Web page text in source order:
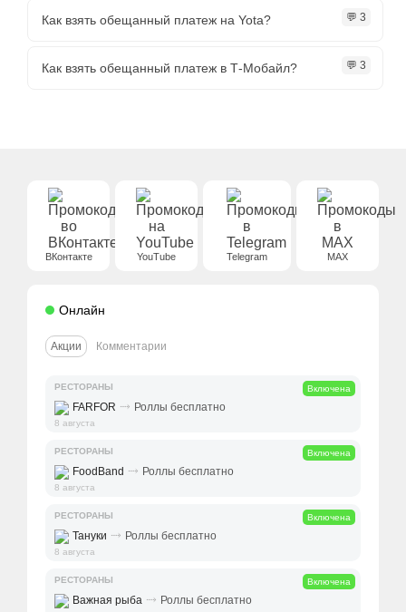
Как взять обещанный платеж на Yota? 💬 3
Как взять обещанный платеж в Т-Мобайл? 💬 3
ВКонтакте YouTube Telegram MAX
Онлайн
Акции Комментарии
РЕСТОРАНЫ Включена
FARFOR ⤑ Роллы бесплатно
8 августа
РЕСТОРАНЫ Включена
FoodBand ⤑ Роллы бесплатно
8 августа
РЕСТОРАНЫ Включена
Тануки ⤑ Роллы бесплатно
8 августа
РЕСТОРАНЫ Включена
Важная рыба ⤑ Роллы бесплатно